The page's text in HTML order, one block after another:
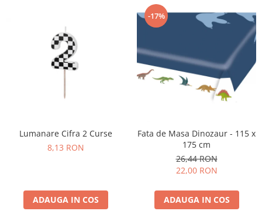
Petrecere 30 ani
Petrecere 40 Ani
Petrecere 50 ani
Baby Shower
Lumanare Cifra 2 Curse
8,13 RON
ADAUGA IN COS
-17%
Fata de Masa Dinozaur - 115 x
175 cm
26,44 RON
22,00 RON
ADAUGA IN COS